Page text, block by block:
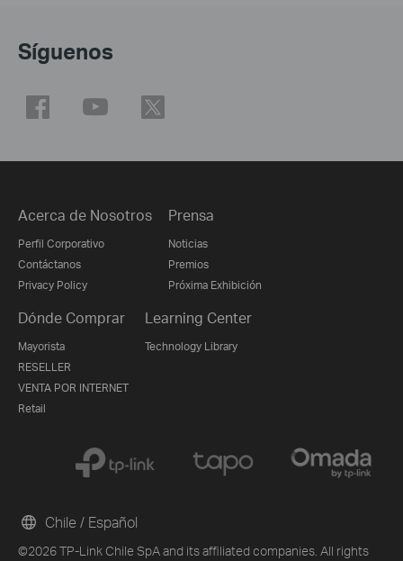
Síguenos
Acerca de Nosotros
Perfil Corporativo
Contáctanos
Privacy Policy
Prensa
Noticias
Premios
Próxima Exhibición
Dónde Comprar
Mayorista
RESELLER
VENTA POR INTERNET
Retail
Learning Center
Technology Library
©2026 TP-Link Chile SpA and its affiliated companies. All rights
Chile / Español